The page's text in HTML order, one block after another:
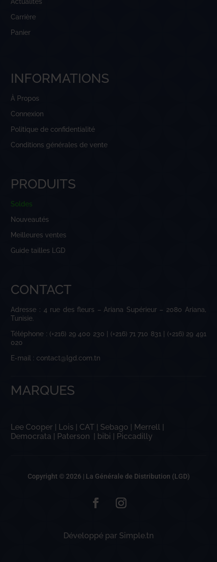
Actualités
Carrière
Panier
INFORMATIONS
À Propos
Connexion
Politique de confidentialité
Conditions générales de vente
PRODUITS
Soldes
Nouveautés
Meilleures ventes
Guide tailles LGD
CONTACT
Adresse : 4 rue des fleurs – Ariana Supérieur – 2080 Ariana,
Tunisie.
Téléphone : (+216) 29 400 230 | (+216) 71 710 831 | (+216) 29 491
020
E-mail : contact@lgd.com.tn
MARQUES
Lee Cooper Lois CAT Sebago Merrell
Democrata
Paterson bibi Piccadilly
Copyright © 2026 | La Générale de Distribution (LGD)
Développé par Simple.tn